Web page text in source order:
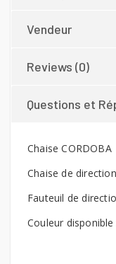
Vendeur
Reviews (0)
Questions et
Chaise CORDOBA
Chaise de
Fauteuil de
Couleur disponible